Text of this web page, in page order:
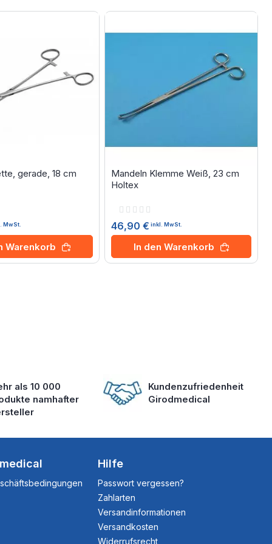
gerade, 18 cm
MwSt.
Warenkorb
Mandeln Klemme Weiß, 23 cm
Holtex
Rating:
46,90 € inkl. MwSt.
In den Warenkorb
als 10 000
namhafter
Kundenzufriedenheit
Girodmedical
Hilfe
Passwort vergessen?
Zahlarten
Versandinformationen
Versandkosten
Widerrufsrecht